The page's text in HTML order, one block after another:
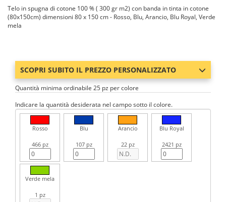
Telo in spugna di cotone 100 % ( 300 gr m2) con banda in tinta in cotone
(80x150cm) dimensioni 80 x 150 cm - Rosso, Blu, Arancio, Blu Royal, Verde
mela
SCOPRI SUBITO IL PREZZO PERSONALIZZATO
Quantità minima ordinabile 25 pz per colore
Indicare la quantità desiderata nel campo sotto il colore.
Rosso
466 pz
Blu
107 pz
Arancio
22 pz
Blu Royal
2421 pz
Verde mela
1 pz